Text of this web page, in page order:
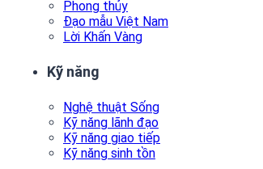
Phong thủy
Đạo mẫu Việt Nam
Lời Khấn Vàng
Kỹ năng
Nghệ thuật Sống
Kỹ năng lãnh đạo
Kỹ năng giao tiếp
Kỹ năng sinh tồn